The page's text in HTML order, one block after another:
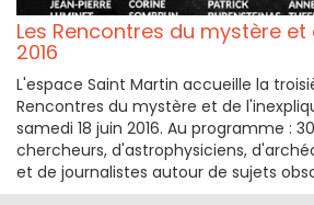
Les Rencontres du mystère et
2016
L'espace Saint Martin accueille la
Rencontres du mystère et de
samedi 18 juin 2016. Au programme :
chercheurs, d'astrophysiciens,
et de journalistes autour de sujets